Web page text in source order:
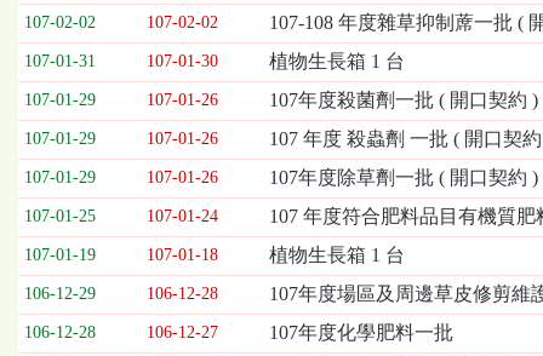
購
列
表，
欄
位
依
序
開
標
期、
截
標
107-02-02 107-02-02 107-108 年度雜草抑制蓆一批 (
107-01-31 107-01-30 植物生長箱 1 台
107-01-29 107-01-26 107年度殺菌劑一批 ( 開口契約 )
107-01-29 107-01-26 107 年度 殺蟲劑 一批 ( 開口契
107-01-29 107-01-26 107年度除草劑一批 ( 開口契約 )
107-01-25 107-01-24 107 年度符合肥料品目有機質肥
107-01-19 107-01-18 植物生長箱 1 台
106-12-29 106-12-28 107年度場區及周邊草皮修剪維
106-12-28 106-12-27 107年度化學肥料一批